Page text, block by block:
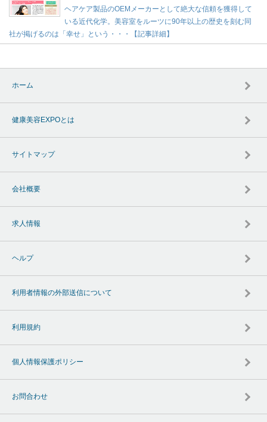
ヘアケア製品のOEMメーカーとして絶大な信頼を獲得して
いる近代化学。美容室をルーツに90年以上の歴史を刻む同
社が掲げるのは「幸せ」という・・・【記事詳細】
ホーム
健康美容EXPOとは
サイトマップ
会社概要
求人情報
ヘルプ
利用者情報の外部送信について
利用規約
個人情報保護ポリシー
お問合わせ